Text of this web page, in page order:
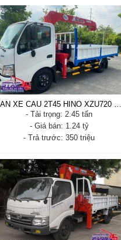
CẦN CẨU NÂNG NGƯỜI ATOM
180VL
- Xuất xứ: Nhật Bản
- Tình trạng: mới 100% - Cabin
satxi
- Năm sản xuất: 2020 - 2021
- Tải trọng: 2 tấn
- Trả trước: 200 triệu
- Tải trọng: 2.45 tấn
- Giá bán: 1.24 tỷ
- Trả trước: 350 triệu
ĐỜI 2021
- Xuất xứ: Nhật bản
- Tình trạng: Mới 100%
- Năm sản xuất: 2021 - 2022
- Tải trọng: 2.45 tấn
- Trả trước: 350 triệu
Xem chi tiết Đặt hàng